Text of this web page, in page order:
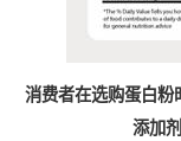
消费者在选购蛋白粉
添加